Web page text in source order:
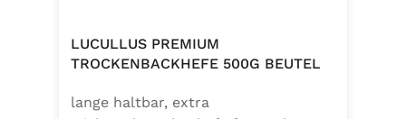
LUCULLUS PREMIUM
TROCKENBACKHEFE 500G BEUTEL
lange haltbar, extra